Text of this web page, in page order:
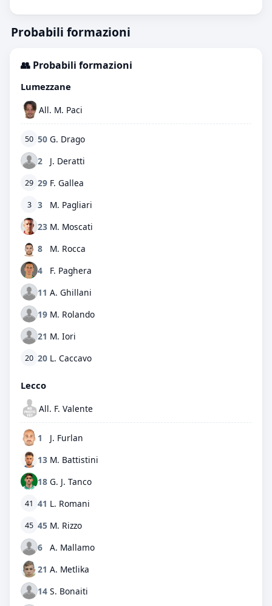
Probabili formazioni
👥 Probabili formazioni
Lumezzane
All. M. Paci
50 50 G. Drago
2
J. Deratti
29 29 F. Gallea
3 3
M. Pagliari
23 M. Moscati
8
M. Rocca
4
F. Paghera
11 A. Ghillani
19 M. Rolando
21 M. Iori
20 20 L. Caccavo
Lecco
All. F. Valente
1
J. Furlan
13 M. Battistini
18 G. J. Tanco
41 41 L. Romani
45 45 M. Rizzo
6
A. Mallamo
21 A. Metlika
14 S. Bonaiti